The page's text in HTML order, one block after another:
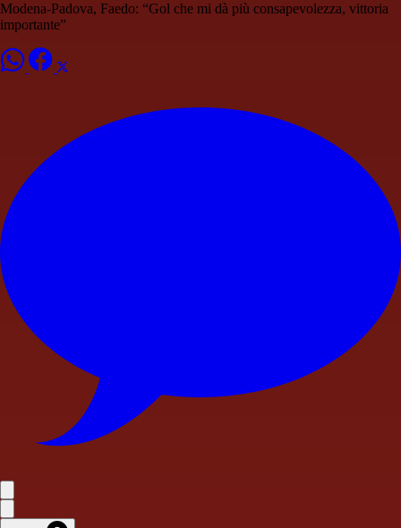
Modena-Padova, Faedo: “Gol che mi dà più consapevolezza, vittoria
importante”